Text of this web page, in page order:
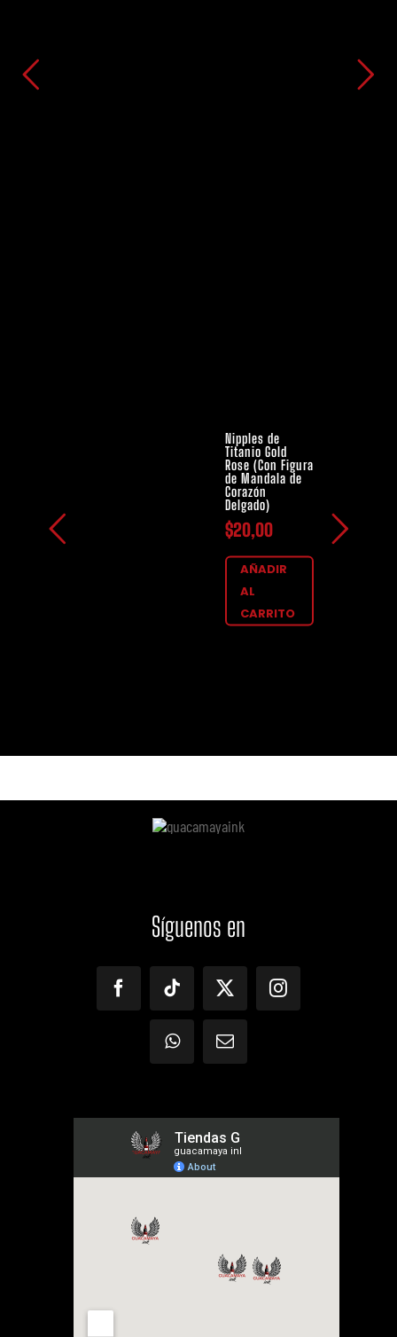
Nipples de
Titanio Gold
Rose (Con Figura
de Mandala de
Corazón
Delgado)
$20,00
AÑADIR
AL
CARRITO
Síguenos en